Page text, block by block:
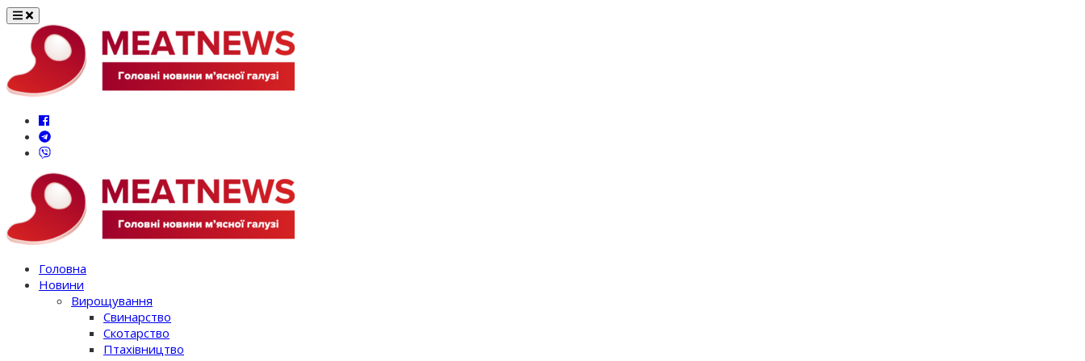
Перейти
вмісту
Головна
Новини
Вирощування
Свинарство
Скотарство
Птахівництво